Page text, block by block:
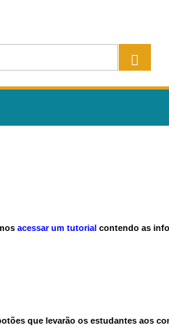
acessar um tutorial contendo as
que levarão os estudantes aos